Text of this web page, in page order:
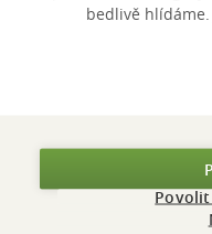
z
bedlivě